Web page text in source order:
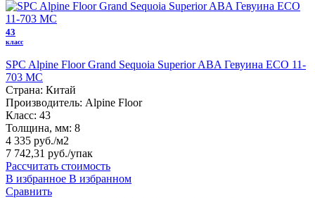
43
класс
SPC Alpine Floor Grand Sequoia Superior ABA Гевуина ECO 11-
703 MC
Страна: Китай
Производитель: Alpine Floor
Класс: 43
Толщина, мм: 8
4 335 руб./м2
7 742,31 руб./упак
Рассчитать стоимость
В избранное В избранном
Сравнить